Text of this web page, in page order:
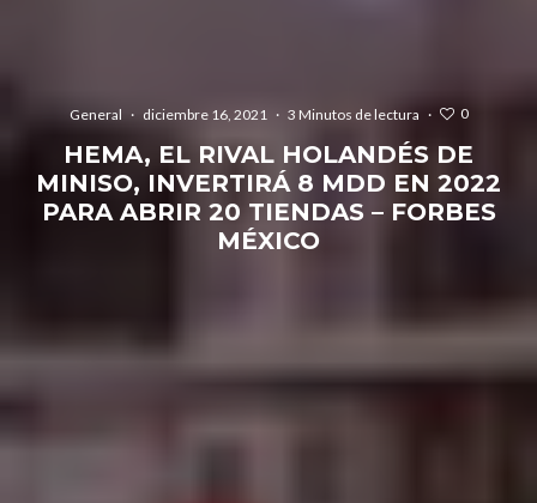
General · diciembre 16, 2021 · 3 Minutos de lectura · 0
HEMA, EL RIVAL HOLANDÉS DE
MINISO, INVERTIRÁ 8 MDD EN 2022
PARA ABRIR 20 TIENDAS – FORBES
MÉXICO